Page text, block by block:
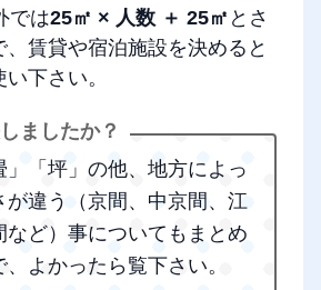
では25㎡ × 人数 ＋ 25㎡ とさ
賃貸や宿泊施設を決めると
下さい。
」「坪」の他、地方によっ
が違う（京間、中京間、江
など）事についてもまとめ
よかったら覧下さい。